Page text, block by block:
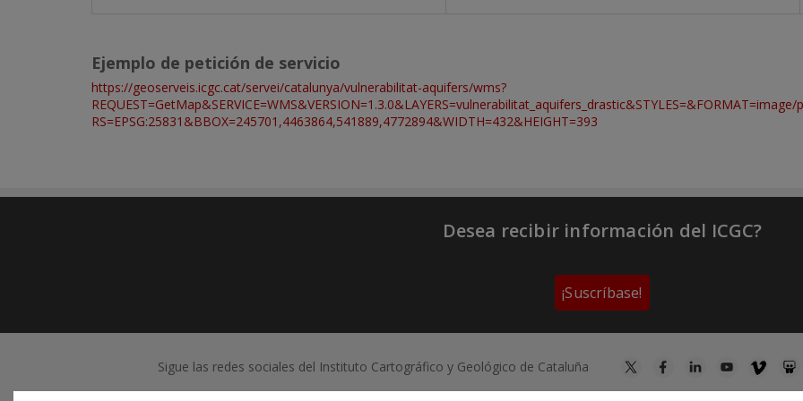
Ejemplo de petición de servicio
https://geoserveis.icgc.cat/servei/catalunya/vulnerabilitat-aquifers/wms?
RS=EPSG:25831&BBOX=245701,4463864,541889,4772894&WIDTH=432&HEIGHT=393
Desea recibir información del ICGC?
¡Suscríbase!
Sigue las redes sociales del Instituto Cartográfico y Geológico de Cataluña